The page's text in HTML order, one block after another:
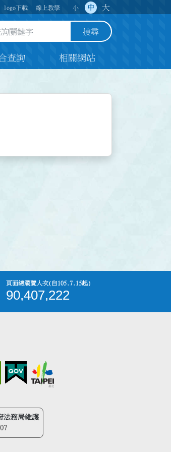
logo下載 線上教學 小 中 大
欄位 搜尋
查詢 相關網站
頁面總瀏覽人次(自105.7.15起)
90,407,222
法務局維護